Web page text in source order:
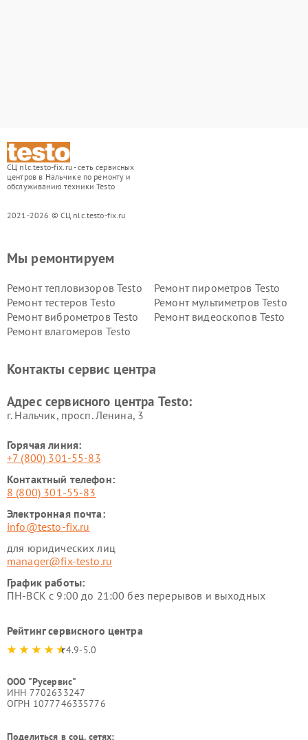
СЦ nlc.testo-fix.ru - сеть сервисных
центров в Нальчике по ремонту и
обслуживанию техники Testo
2021-2026 © СЦ nlc.testo-fix.ru
Мы ремонтируем
Ремонт тепловизоров Testo
Ремонт пирометров Testo
Ремонт тестеров Testo
Ремонт мультиметров Testo
Ремонт виброметров Testo
Ремонт видеоскопов Testo
Ремонт влагомеров Testo
Контакты сервис центра
Адрес сервисного центра Testo:
г. Нальчик, просп. Ленина, 3
Горячая линия:
+7 (800) 301-55-83
Контактный телефон:
8 (800) 301-55-83
Электронная почта:
info@testo-fix.ru
для юридических лиц
manager@fix-testo.ru
График работы:
ПН-ВСК с 9:00 до 21:00 без перерывов и выходных
Рейтинг сервисного центра
4.9-5.0
ООО "Русервис"
ИНН 7702633247
ОГРН 1077746335776
Поделиться в соц. сетях: